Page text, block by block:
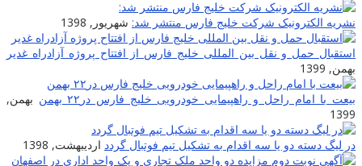
نشریه الکترونیک شرکت خلیج فارس منتشر شد: شهریور, 1398
استقبال حمل و نقل بین المللی خلیج فارس از افتتاح پروژه آزادراه غدیر
بهمن, 1399
بیعت با امام راحل و راهپیمایی خودرویی خلیج فارس در۲۲ بهمن
بهمن,
1399
در لیگ دسته دو یا سه اقدام به تشکیل تیم فوتبال گردد اردیبهشت, 1398